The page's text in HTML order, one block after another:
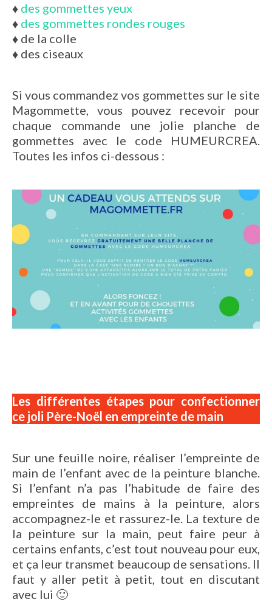
♦ des gommettes yeux
♦ des gommettes rondes rouges
♦ de la colle
♦ des ciseaux
Si vous commandez vos gommettes sur le site
Magommette, vous pouvez recevoir pour
chaque commande une jolie planche de
gommettes avec le code HUMEURCREA.
Toutes les infos ci-dessous :
Les différentes étapes pour confectionner
ce joli Père-Noël en empreinte de main
Sur une feuille noire, réaliser l’empreinte de
main de l’enfant avec de la peinture blanche.
Si l’enfant n’a pas l’habitude de faire des
empreintes de mains à la peinture, alors
accompagnez-le et rassurez-le. La texture de
la peinture sur la main, peut faire peur à
certains enfants, c’est tout nouveau pour eux,
et ça leur transmet beaucoup de sensations. Il
faut y aller petit à petit, tout en discutant
avec lui 🙂